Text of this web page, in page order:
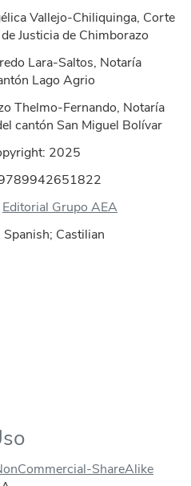
Vallejo-Chiliquinga, Corte
Justicia de Chimborazo
Lara-Saltos, Notaría
Lago Agrio
Thelmo-Fernando, Notaría
cantón San Miguel Bolívar
2025
Editorial Grupo AEA
Spanish; Castilian
ShareAlike